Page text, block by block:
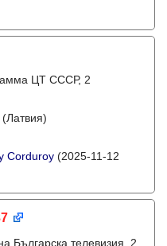
ЦТ СССР, 2
Corduroy (2025-11-12
Българска телевизия, 2